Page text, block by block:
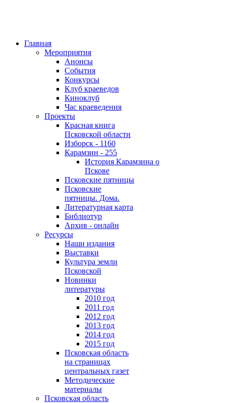
Главная
Мероприятия
Анонсы
События
Конкурсы
Клуб краеведов
Киноклуб
Час краеведения
Проекты
Красная книга
Псковской области
Изборск - 1160
Карамзин - 255
История Карамзина о
Пскове
Псковские пятницы
Псковские
пятницы. Дома.
Литературная карта
Библиотур
Архив - онлайн
Ресурсы
Наши издания
Выставки
Культура земли
Псковской
Новинки
литературы
2010 год
2011 год
2012 год
2013 год
2014 год
2015 год
Псковская область
на страницах
центральных газет
Методические
материалы
Псковская область